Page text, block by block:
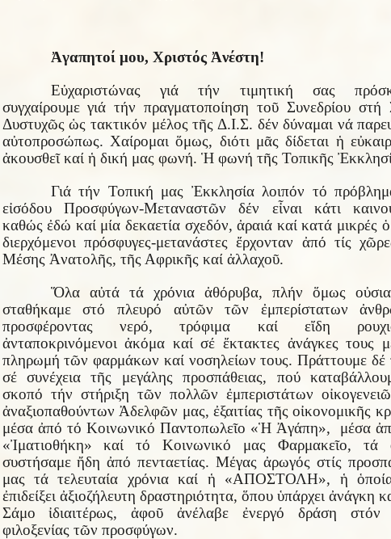
Ἀγαπητοί μου, Χριστός Ἀνέστη!
Εὐχαριστώνας γιά τήν τιμητική σας
συγχαίρουμε γιά τήν πραγματοποίηση τοῦ Συνεδρίου στή
Δυστυχῶς ὡς τακτικόν μέλος τῆς Δ.Ι.Σ. δέν δύναμαι νά
αὐτοπροσώπως. Χαίρομαι ὅμως, διότι μᾶς δίδεται ἡ
ἀκουσθεῖ καί ἡ δική μας φωνή. Ἡ φωνή τῆς Τοπικῆς
Γιά τήν Τοπική μας Ἐκκλησία λοιπόν τό
εἰσόδου Προσφύγων-Μεταναστῶν δέν εἶναι κάτι
καθώς ἐδώ καί μία δεκαετία σχεδόν, ἀραιά καί κατά μικρές
διερχόμενοι πρόσφυγες-μετανάστες ἔρχονταν ἀπό τίς
Μέσης Ἀνατολῆς, τῆς Αφρικῆς καί ἀλλαχοῦ.
Ὅλα αὐτά τά χρόνια ἀθόρυβα, πλήν ὅμως
σταθήκαμε στό πλευρό αὐτῶν τῶν ἐμπερίστατων
προσφέροντας νερό, τρόφιμα καί εἴδη
ἀνταποκρινόμενοι ἀκόμα καί σέ ἔκτακτες ἀνάγκες τους
πληρωμή τῶν φαρμάκων καί νοσηλείων τους. Πράττουμε δέ
σέ συνέχεια τῆς μεγάλης προσπάθειας, πού
σκοπό τήν στήριξη τῶν πολλῶν ἐμπεριστάτων
ἀναξιοπαθούντων Ἀδελφῶν μας, ἐξαιτίας τῆς οἰκονομικῆς
μέσα ἀπό τό Κοινωνικό Παντοπωλεῖο «Ἡ Ἀγάπη», μέσα
«Ἰματιοθήκη» καί τό Κοινωνικό μας Φαρμακεῖο, τά
συστήσαμε ἤδη ἀπό πενταετίας. Μέγας ἀρωγός στίς
μας τά τελευταία χρόνια καί ἡ «ΑΠΟΣΤΟΛΗ», ἡ ὁποία
ἐπιδείξει ἀξιοζήλευτη δραστηριότητα, ὅπου ὑπάρχει ἀνάγκη
Σάμο ἰδιαιτέρως, ἀφοῦ ἀνέλαβε ἐνεργό δράση στόν
φιλοξενίας τῶν προσφύγων.